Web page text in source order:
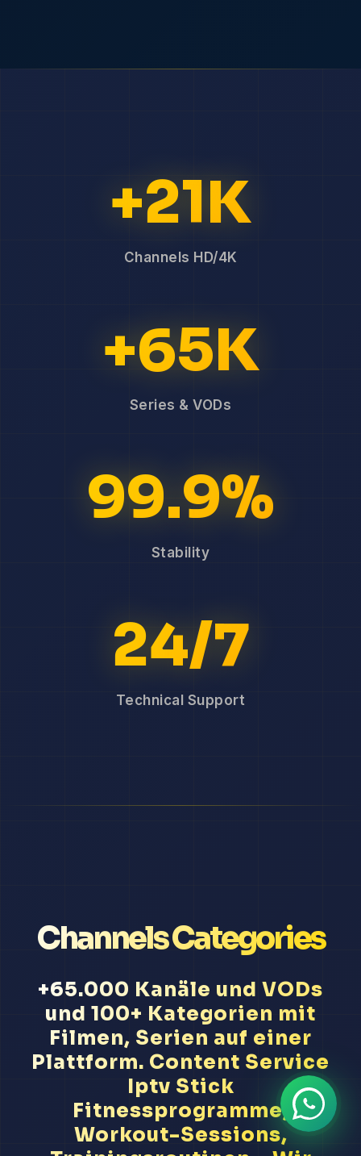
+21K
Channels HD/4K
+65K
Series & VODs
99.9%
Stability
24/7
Technical Support
Channels Categories
+65.000 Kanäle und VODs
und 100+ Kategorien mit
Filmen, Serien auf einer
Plattform. Content Service
Iptv Stick
Fitnessprogramme,
Workout-Sessions,